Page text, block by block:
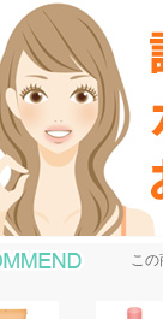
お
この